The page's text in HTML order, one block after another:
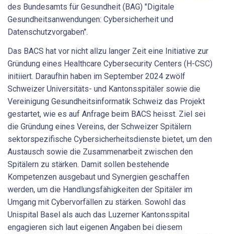
des Bundesamts für Gesundheit (BAG) "Digitale
Gesundheitsanwendungen: Cybersicherheit und
Datenschutzvorgaben".
Das BACS hat vor nicht allzu langer Zeit eine Initiative zur
Gründung eines Healthcare Cybersecurity Centers (H-CSC)
initiiert. Daraufhin haben im September 2024 zwölf
Schweizer Universitäts- und Kantonsspitäler sowie die
Vereinigung Gesundheitsinformatik Schweiz das Projekt
gestartet, wie es auf Anfrage beim BACS heisst. Ziel sei
die Gründung eines Vereins, der Schweizer Spitälern
sektorspezifische Cybersicherheitsdienste bietet, um den
Austausch sowie die Zusammenarbeit zwischen den
Spitälern zu stärken. Damit sollen bestehende
Kompetenzen ausgebaut und Synergien geschaffen
werden, um die Handlungsfähigkeiten der Spitäler im
Umgang mit Cybervorfällen zu stärken. Sowohl das
Unispital Basel als auch das Luzerner Kantonsspital
engagieren sich laut eigenen Angaben bei diesem